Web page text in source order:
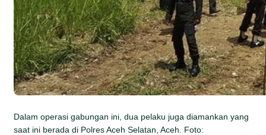
Dalam operasi gabungan ini, dua pelaku juga diamankan yang
saat ini berada di Polres Aceh Selatan, Aceh. Foto: